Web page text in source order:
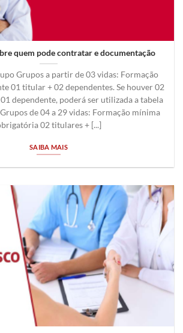
quem pode contratar e documentação
Grupos a partir de 03 vidas: Formação
01 titular + 02 dependentes. Se houver 02
dependente, poderá ser utilizada a tabela
de 04 a 29 vidas: Formação mínima
02 titulares + [...]
SAIBA MAIS